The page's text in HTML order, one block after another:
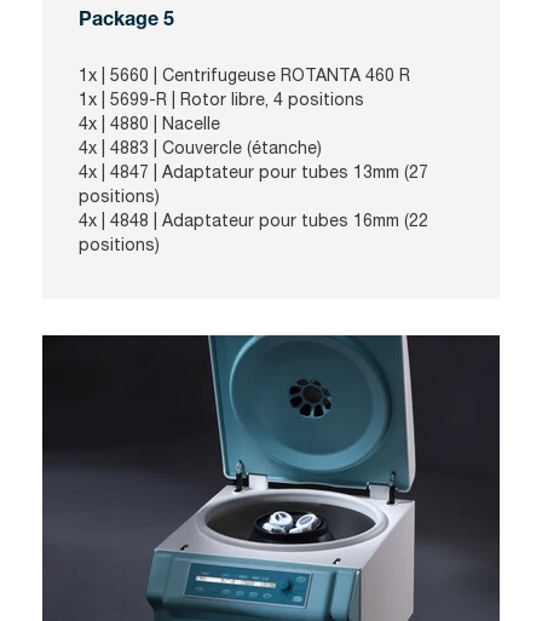
Package 5
1x | 5660 | Centrifugeuse ROTANTA 460 R
1x | 5699-R | Rotor libre, 4 positions
4x | 4880 | Nacelle
4x | 4883 | Couvercle (étanche)
4x | 4847 | Adaptateur pour tubes 13mm (27
positions)
4x | 4848 | Adaptateur pour tubes 16mm (22
positions)